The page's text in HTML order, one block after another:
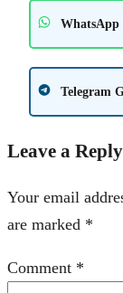
WhatsApp
Telegram
Leave a Reply
Your email
are marked *
Comment *